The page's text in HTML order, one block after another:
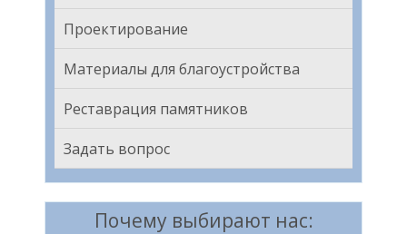
Проектирование
Материалы для благоустройства
Реставрация памятников
Задать вопрос
Почему выбирают нас: